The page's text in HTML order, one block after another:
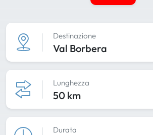
Destinazione
Val Borbera
Lunghezza
50 km
Durata